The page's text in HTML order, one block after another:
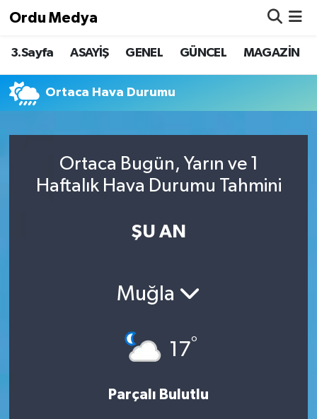
Ordu Medya
3.Sayfa ASAYİŞ GENEL GÜNCEL MAGAZİN
Ortaca Hava Durumu
Ortaca Bugün, Yarın ve 1
Haftalık Hava Durumu Tahmini
ŞU AN
Muğla
17°
Parçalı Bulutlu
ASAYİŞ
Basketbol
Borsa
Nöbetçi Eczaneler
Hava Durumu
Trafik Durumu